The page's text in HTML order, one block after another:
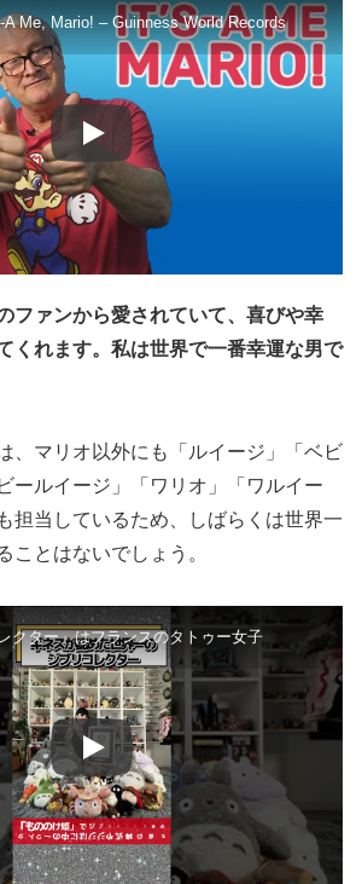
Me, Mario! – Guinness World Records
ファンから愛されていて、喜びや幸
くれます。私は世界で一番幸運な男で
、マリオ以外にも「ルイージ」「ベビ
ールイージ」「ワリオ」「ワルイー
担当しているため、しばらくは世界一
ことはないでしょう。
クター」はフランスのタトゥー女子